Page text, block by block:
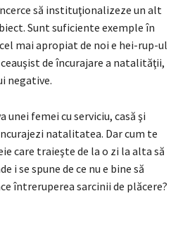
să instituţionalizeze un alt
Sunt suficiente exemple în
mai apropiat de noi e hei-rup-ul
de încurajare a natalităţii,
negative.
unei femei cu serviciu, casă şi
natalitatea. Dar cum te
care traieşte de la o zi la alta să
i se spune de ce nu e bine să
întreruperea sarcinii de plăcere?